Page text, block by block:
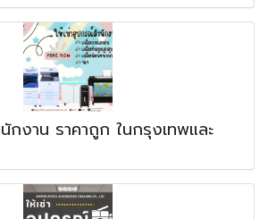
กงาน ราคาถูก ในกรุงเทพและ